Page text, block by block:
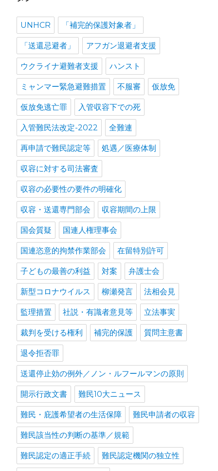
UNHCR 「補完的保護対象者」
「送還忌避者」 アフガン退避者支援
ウクライナ避難者支援 ハンスト
ミャンマー緊急避難措置 不服審 仮放免
仮放免逃亡罪 入管収容下での死
入管難民法改定-2022 全難連
再申請で難民認定等 処遇／医療体制
収容に対する司法審査
収容の必要性の要件の明確化
収容・送還専門部会 収容期間の上限
国会質疑 国連人権理事会
国連恣意的拘禁作業部会 在留特別許可
子どもの最善の利益 対案 弁護士会
新型コロナウイルス 柳瀬発言 法相会見
監理措置 社説・有識者意見等 立法事実
裁判を受ける権利 補完的保護 質問主意書
退令拒否罪
送還停止効の例外／ノン・ルフールマンの原則
開示行政文書 難民10大ニュース
難民・庇護希望者の生活保障 難民申請者の収容
難民該当性の判断の基準／規範
難民認定の適正手続 難民認定機関の独立性